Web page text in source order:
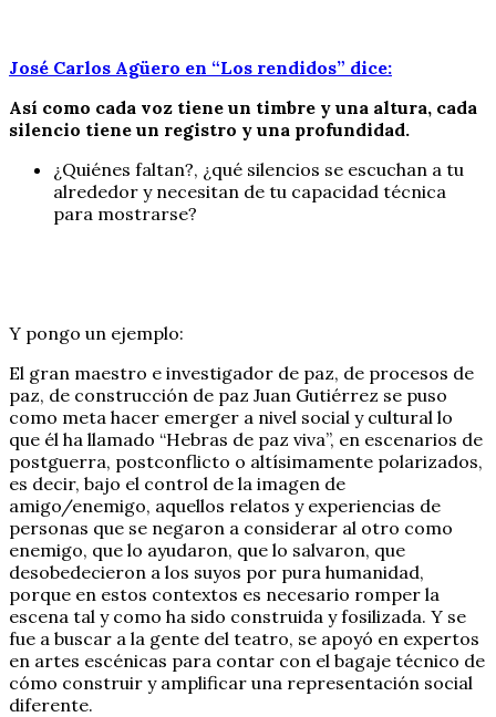
José Carlos Agüero en “Los rendidos” dice:
Así como cada voz tiene un timbre y una altura, cada
silencio tiene un registro y una profundidad.
¿Quiénes faltan?, ¿qué silencios se escuchan a tu
alrededor y necesitan de tu capacidad técnica
para mostrarse?
Y pongo un ejemplo:
El gran maestro e investigador de paz, de procesos de
paz, de construcción de paz Juan Gutiérrez se puso
como meta hacer emerger a nivel social y cultural lo
que él ha llamado “Hebras de paz viva”, en escenarios de
postguerra, postconflicto o altísimamente polarizados,
es decir, bajo el control de la imagen de
amigo/enemigo, aquellos relatos y experiencias de
personas que se negaron a considerar al otro como
enemigo, que lo ayudaron, que lo salvaron, que
desobedecieron a los suyos por pura humanidad,
porque en estos contextos es necesario romper la
escena tal y como ha sido construida y fosilizada. Y se
fue a buscar a la gente del teatro, se apoyó en expertos
en artes escénicas para contar con el bagaje técnico de
cómo construir y amplificar una representación social
diferente.